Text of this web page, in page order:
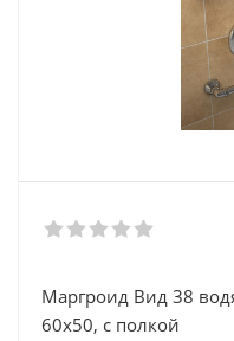
Маргроид Вид 38
60х50, с полкой